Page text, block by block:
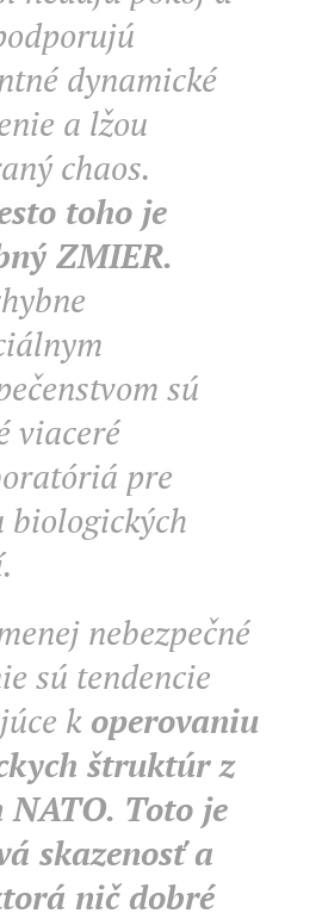
dynamické
a lžou
chaos.
toho je
ZMIER.
sú
viaceré
pre
biologických
nebezpečné
sú tendencie
koperovaniu
štruktúr z
Toto je
skazenosť a
nič dobré